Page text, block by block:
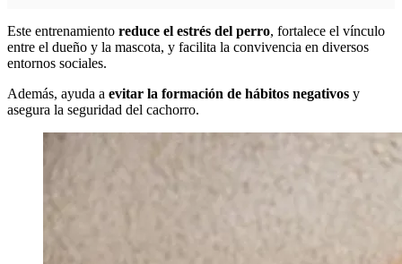
Este entrenamiento reduce el estrés del perro, fortalece el vínculo
entre el dueño y la mascota, y facilita la convivencia en diversos
entornos sociales.
Además, ayuda a evitar la formación de hábitos negativos y
asegura la seguridad del cachorro.